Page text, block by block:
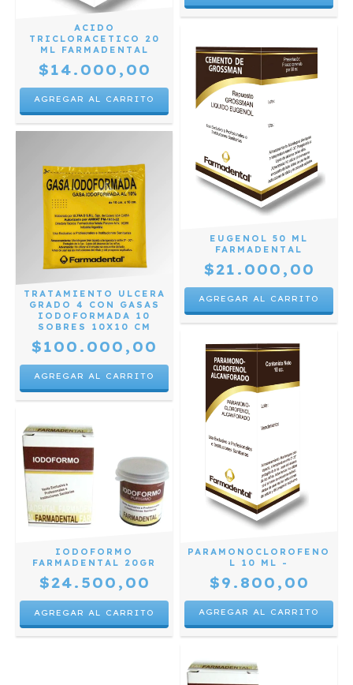
ACIDO
TRICLORACETICO 20
ML FARMADENTAL
$14.000,00
EUGENOL 50 ML
FARMADENTAL
$21.000,00
TRATAMIENTO ULCERA
GRADO 4 CON GASAS
IODOFORMADA 10
SOBRES 10X10 CM
$100.000,00
PARAMONOCLOROFENO
L 10 ML -
$9.800,00
IODOFORMO
FARMADENTAL 20GR
$24.500,00